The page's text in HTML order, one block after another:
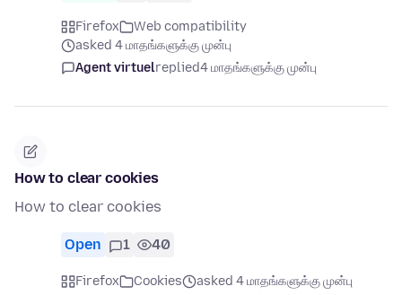
Firefox
Web compatibility
asked 4 மாதங்களுக்கு முன்பு
Agent virtuelreplied4 மாதங்களுக்கு முன்பு
How to clear cookies
How to clear cookies
Open 1 40
Firefox Cookies
asked 4 மாதங்களுக்கு முன்பு